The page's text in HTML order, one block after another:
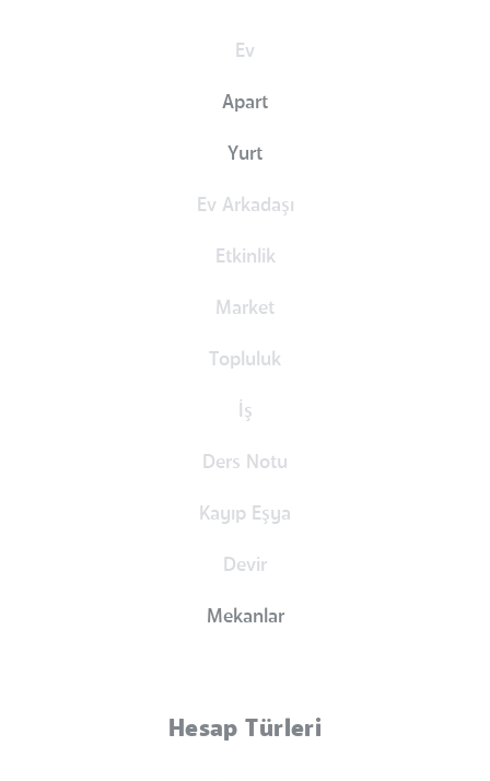
Ev
Apart
Yurt
Ev Arkadaşı
Etkinlik
Market
Topluluk
İş
Ders Notu
Kayıp Eşya
Devir
Mekanlar
Hesap Türleri